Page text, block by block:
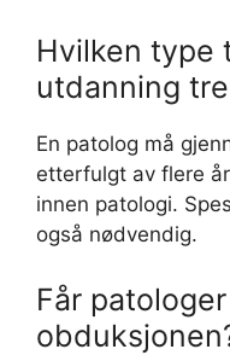
Hvilken type
utdanning
En patolog må
etterfulgt av flere
innen patologi.
også nødvendig.
Får